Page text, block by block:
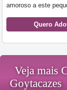
amoroso a este
Quero
Veja mais
Goytacazes